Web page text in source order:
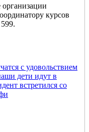
курсов
с удовольствием
дети идут в
встретился со